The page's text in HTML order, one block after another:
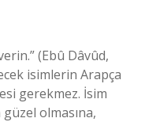
(Ebû Dâvûd,
isimlerin Arapça
gerekmez. İsim
olmasına,